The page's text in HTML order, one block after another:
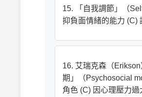
15. 「自我調節」（
抑負面情緒的能力 (C)
16. 艾瑞克森（
期」（Psychosocial
角色 (C) 因心理壓力